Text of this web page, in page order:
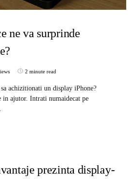
ne va surprinde
2 minute read
achizitionati un display iPhone?
in ajutor. Intrati numaidecat pe
prezinta display-